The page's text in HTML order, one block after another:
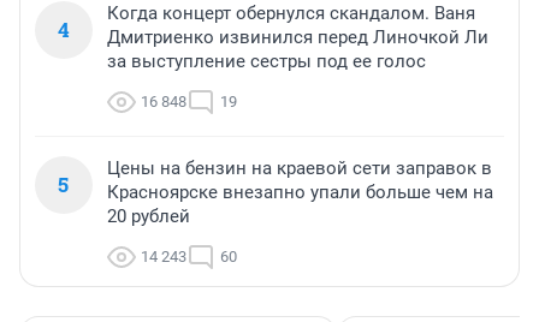
4
Когда концерт обернулся скандалом. Ваня
Дмитриенко извинился перед Линочкой Ли
за выступление сестры под ее голос
16 848 19
5
Цены на бензин на краевой сети заправок в
Красноярске внезапно упали больше чем на
20 рублей
14 243 60